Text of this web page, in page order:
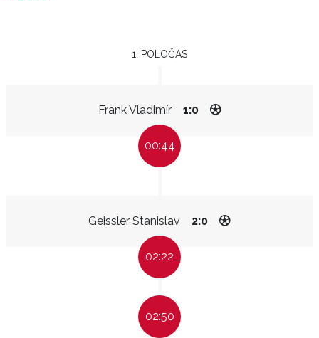
1. POLOČAS
Frank Vladimír 1:0
00:44
Geissler Stanislav 2:0
02:22
02:50